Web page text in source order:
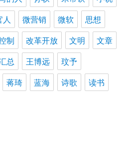
人 微营销 微软
思想
制 改革开放 文明
文章
总 王博远
玟予
蒋琦 蓝海 诗歌
读书